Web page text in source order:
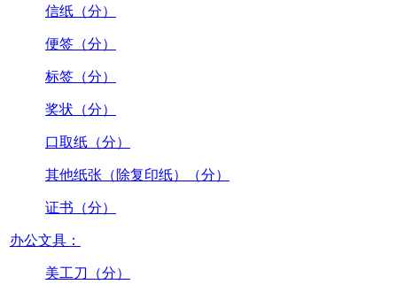
信纸（分）
便签（分）
标签（分）
奖状（分）
口取纸（分）
其他纸张（除复印纸）（分）
证书（分）
办公文具：
美工刀（分）